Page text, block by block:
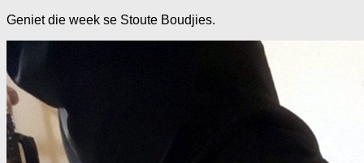
Geniet die week se Stoute Boudjies.